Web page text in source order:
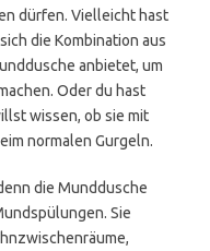
dürfen. Vielleicht hast
die Kombination aus
anbietet, um
Oder du hast
wissen, ob sie mit
normalen Gurgeln.
die Munddusche
Sie